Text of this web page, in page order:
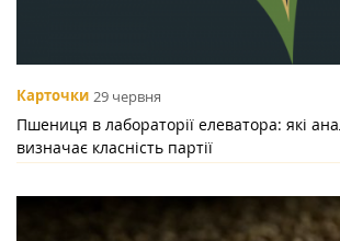
Карточки 29 червня
Пшениця в лабораторії елеватора: які
визначає класність партії